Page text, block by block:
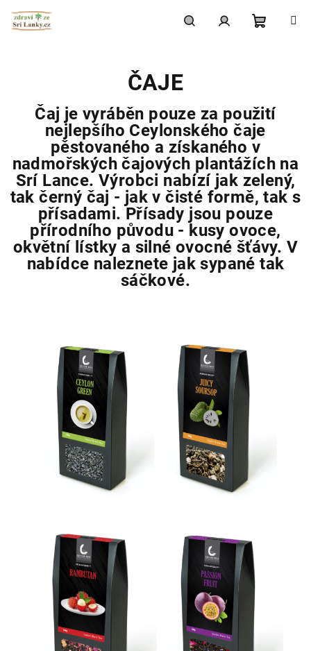
obsah
ČAJE
Čaj je vyráběn pouze za použití
nejlepšího Ceylonského čaje
pěstovaného a získaného v
nadmořských čajových plantážích na
Srí Lance. Výrobci nabízí jak zelený,
tak černý čaj - jak v čisté formě, tak s
přísadami. Přísady jsou pouze
přírodního původu - kusy ovoce,
okvětní lístky a silné ovocné šťávy. V
nabídce naleznete jak sypané tak
sáčkové.